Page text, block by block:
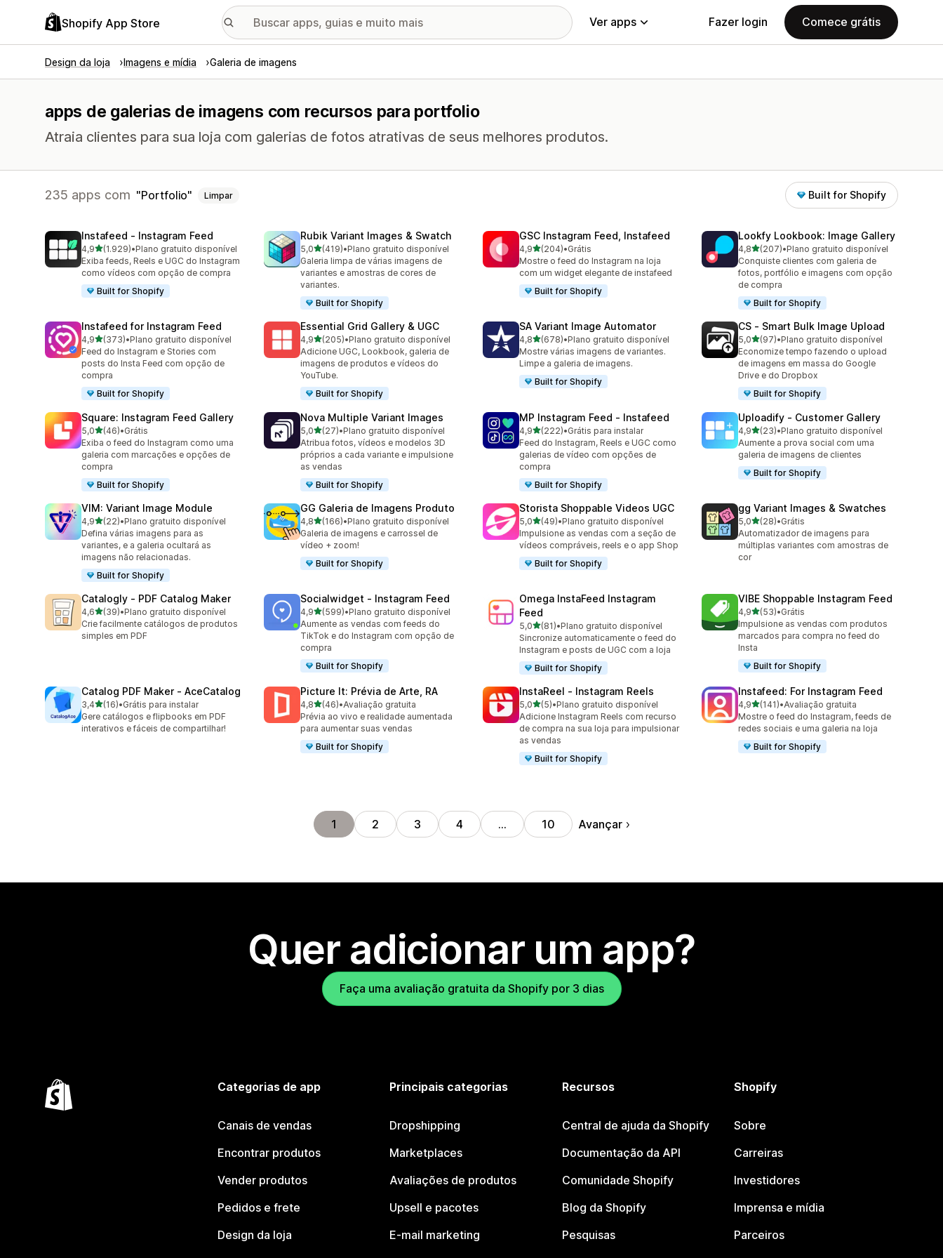
Shopify App Store Ver apps Fazer login Comece grátis
Design da loja Imagens e mídia Galeria de imagens
apps de galerias de imagens com recursos para portfolio
Atraia clientes para sua loja com galerias de fotos atrativas de seus melhores produtos.
235 apps com Portfolio Limpar Built for Shopify
Instafeed ‑ Instagram Feed
4,9de 5 estrelas
(1.929)
1929 avaliações ao todo
•Plano gratuito disponível
Exiba feeds, Reels e UGC do Instagram
como vídeos com opção de compra
Built for Shopify
Rubik Variant Images & Swatch
5,0de 5 estrelas
(419)
419 avaliações ao todo
•Plano gratuito disponível
Galeria limpa de várias imagens de
variantes e amostras de cores de
variantes.
Built for Shopify
GSC Instagram Feed, Instafeed
4,9de 5 estrelas
(204)
204 avaliações ao todo
•Grátis
Mostre o feed do Instagram na loja
com um widget elegante de instafeed
Built for Shopify
Lookfy Lookbook: Image Gallery
4,8de 5 estrelas
(207)
207 avaliações ao todo
•Plano gratuito disponível
Conquiste clientes com galeria de
fotos, portfólio e imagens com opção
de compra
Built for Shopify
Instafeed for Instagram Feed
4,9de 5 estrelas
(373)
373 avaliações ao todo
•Plano gratuito disponível
Feed do Instagram e Stories com
posts do Insta Feed com opção de
compra
Built for Shopify
Essential Grid Gallery & UGC
4,9de 5 estrelas
(205)
205 avaliações ao todo
•Plano gratuito disponível
Adicione UGC, Lookbook, galeria de
imagens de produtos e vídeos do
YouTube.
Built for Shopify
SA Variant Image Automator
4,8de 5 estrelas
(678)
678 avaliações ao todo
•Plano gratuito disponível
Mostre várias imagens de variantes.
Limpe a galeria de imagens.
Built for Shopify
CS ‑ Smart Bulk Image Upload
5,0de 5 estrelas
(97)
97 avaliações ao todo
•Plano gratuito disponível
Economize tempo fazendo o upload
de imagens em massa do Google
Drive e do Dropbox
Built for Shopify
Square: Instagram Feed Gallery
5,0de 5 estrelas
(46)
46 avaliações ao todo
•Grátis
Exiba o feed do Instagram como uma
galeria com marcações e opções de
compra
Built for Shopify
Nova Multiple Variant Images
5,0de 5 estrelas
(27)
27 avaliações ao todo
•Plano gratuito disponível
Atribua fotos, vídeos e modelos 3D
próprios a cada variante e impulsione
as vendas
Built for Shopify
MP Instagram Feed ‑ Instafeed
4,9de 5 estrelas
(222)
222 avaliações ao todo
•Grátis para instalar
Feed do Instagram, Reels e UGC como
galerias de vídeo com opções de
compra
Built for Shopify
Uploadify ‑ Customer Gallery
4,9de 5 estrelas
(23)
23 avaliações ao todo
•Plano gratuito disponível
Aumente a prova social com uma
galeria de imagens de clientes
Built for Shopify
VIM: Variant Image Module
4,9de 5 estrelas
(22)
22 avaliações ao todo
•Plano gratuito disponível
Defina várias imagens para as
variantes, e a galeria ocultará as
imagens não relacionadas.
Built for Shopify
GG Galeria de Imagens Produto
4,8de 5 estrelas
(166)
166 avaliações ao todo
•Plano gratuito disponível
Galeria de imagens e carrossel de
vídeo + zoom!
Built for Shopify
Storista Shoppable Videos UGC
5,0de 5 estrelas
(49)
49 avaliações ao todo
•Plano gratuito disponível
Impulsione as vendas com a seção de
vídeos compráveis, reels e o app Shop
Built for Shopify
gg Variant Images & Swatches
5,0de 5 estrelas
(28)
28 avaliações ao todo
•Grátis
Automatizador de imagens para
múltiplas variantes com amostras de
cor
Catalogly ‑ PDF Catalog Maker
4,6de 5 estrelas
(39)
39 avaliações ao todo
•Plano gratuito disponível
Crie facilmente catálogos de produtos
simples em PDF
Socialwidget ‑ Instagram Feed
4,9de 5 estrelas
(599)
599 avaliações ao todo
•Plano gratuito disponível
Aumente as vendas com feeds do
TikTok e do Instagram com opção de
compra
Built for Shopify
Omega InstaFeed Instagram
Feed
5,0de 5 estrelas
(81)
81 avaliações ao todo
•Plano gratuito disponível
Sincronize automaticamente o feed do
Instagram e posts de UGC com a loja
Built for Shopify
VIBE Shoppable Instagram Feed
4,9de 5 estrelas
(53)
53 avaliações ao todo
•Grátis
Impulsione as vendas com produtos
marcados para compra no feed do
Insta
Built for Shopify
Catalog PDF Maker ‑ AceCatalog
3,4de 5 estrelas
(16)
16 avaliações ao todo
•Grátis para instalar
Gere catálogos e flipbooks em PDF
interativos e fáceis de compartilhar!
Picture It: Prévia de Arte, RA
4,8de 5 estrelas
(46)
46 avaliações ao todo
•Avaliação gratuita
Prévia ao vivo e realidade aumentada
para aumentar suas vendas
Built for Shopify
InstaReel ‑ Instagram Reels
5,0de 5 estrelas
(5)
5 avaliações ao todo
•Plano gratuito disponível
Adicione Instagram Reels com recurso
de compra na sua loja para impulsionar
as vendas
Built for Shopify
Instafeed: For Instagram Feed
4,9de 5 estrelas
(141)
141 avaliações ao todo
•Avaliação gratuita
Mostre o feed do Instagram, feeds de
redes sociais e uma galeria na loja
Built for Shopify
1 2 3 4 … 10 Avançar
Quer adicionar um app?
Faça uma avaliação gratuita da Shopify por 3 dias
Categorias de app
Canais de vendas
Encontrar produtos
Vender produtos
Pedidos e frete
Design da loja
Principais categorias
Dropshipping
Marketplaces
Avaliações de produtos
Upsell e pacotes
E-mail marketing
Recursos
Central de ajuda da Shopify
Documentação da API
Comunidade Shopify
Blog da Shopify
Pesquisas
Shopify
Sobre
Carreiras
Investidores
Imprensa e mídia
Parceiros